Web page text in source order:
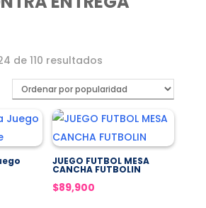
de 110 resultadosOrdenado
por
popularidad
JUEGO FUTBOL MESA
CANCHA FUTBOLIN
$89,900